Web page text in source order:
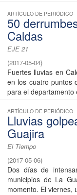
ARTÍCULO DE PERIÓDICO
50
Caldas
EJE 21
(2017-05-04)
Fuertes lluvias en
en los cuatro puntos
para el departamento
ARTÍCULO DE PERIÓDICO
Lluvias
Guajira
El Tiempo
(2017-05-06)
Dos días de
municipios de La
momento. El viernes,